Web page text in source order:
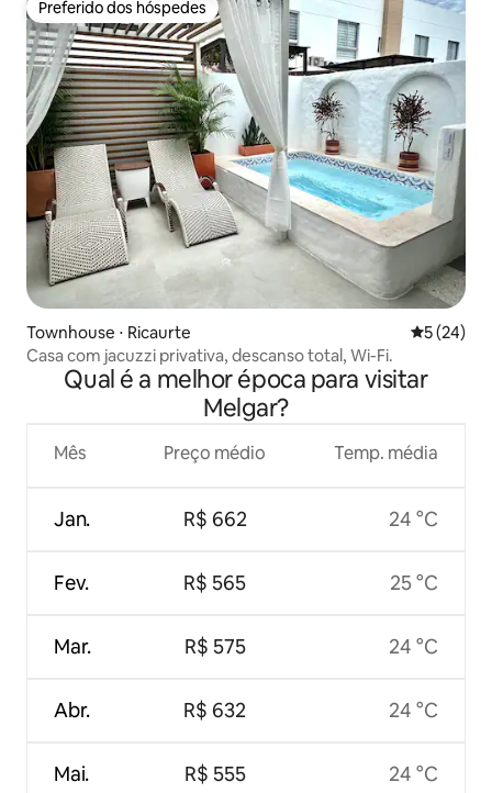
Preferido dos hóspedes
Preferido dos hóspedes
Townhouse ⋅ Ricaurte 5 de uma
5 (24)
Casa com jacuzzi privativa, descanso total, Wi-Fi.
Qual é a melhor época para visitar
Melgar?
Mês
Jan.
Fev.
Mar.
Abr.
Mai.
Preço médio
R$ 662
R$ 565
R$ 575
R$ 632
R$ 555
Temp. média
24 °C
25 °C
24 °C
24 °C
24 °C